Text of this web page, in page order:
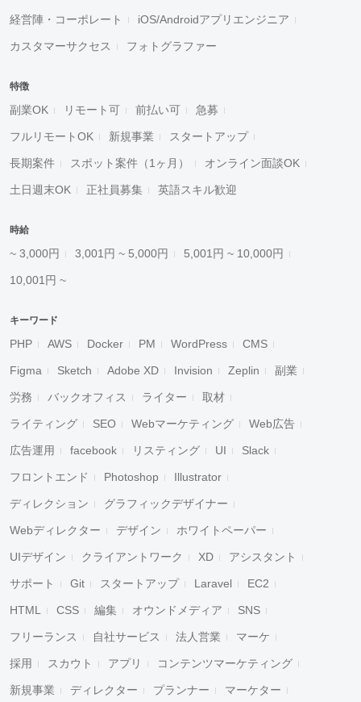
経営陣・コーポレート iOS/Androidアプリエンジニア
カスタマーサクセス フォトグラファー
特徴
副業OK リモート可 前払い可 急募
フルリモートOK 新規事業 スタートアップ
長期案件 スポット案件（1ヶ月） オンライン面談OK
土日週末OK 正社員募集 英語スキル歓迎
時給
~ 3,000円 3,001円 ~ 5,000円 5,001円 ~ 10,000円
10,001円 ~
キーワード
PHP AWS Docker PM WordPress CMS
Figma Sketch Adobe XD Invision Zeplin 副業
労務 バックオフィス ライター 取材
ライティング SEO Webマーケティング Web広告
広告運用 facebook リスティング UI Slack
フロントエンド Photoshop Illustrator
ディレクション グラフィックデザイナー
Webディレクター デザイン ホワイトペーパー
UIデザイン クライアントワーク XD アシスタント
サポート Git スタートアップ Laravel EC2
HTML CSS 編集 オウンドメディア SNS
フリーランス 自社サービス 法人営業 マーケ
採用 スカウト アプリ コンテンツマーケティング
新規事業 ディレクター プランナー マーケター